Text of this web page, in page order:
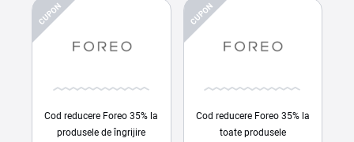
CUPON
Cod reducere Foreo 35% la
produsele de îngrijire
CUPON
Cod reducere Foreo 35% la
toate produsele